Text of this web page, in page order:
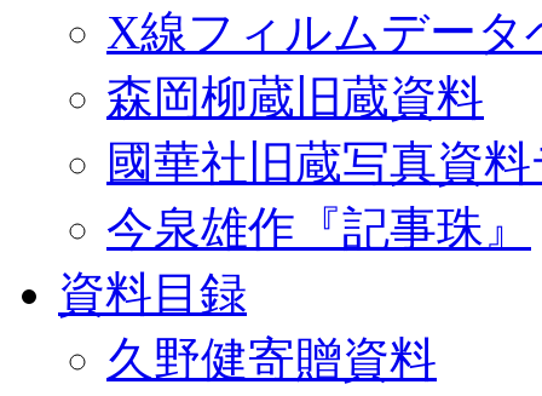
X線フィルムデータ
森岡柳蔵旧蔵資料
國華社旧蔵写真資
今泉雄作『記事珠』
資料目録
久野健寄贈資料